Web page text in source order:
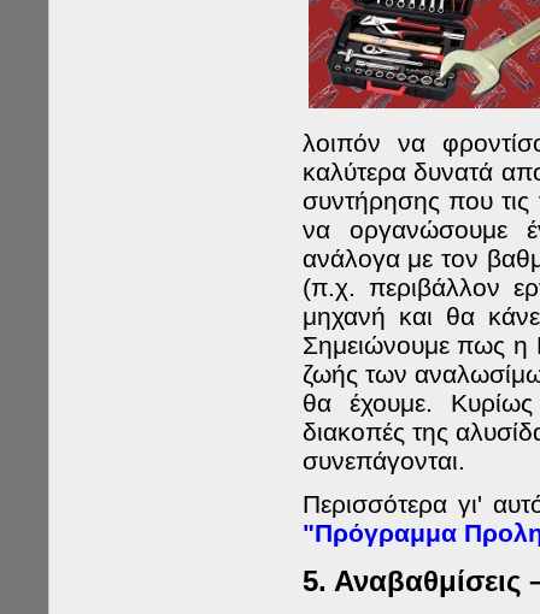
λοιπόν να
καλύτερα δυνατά
συντήρησης που τις
να οργανώσουμε
ανάλογα με τον
(π.χ. περιβάλλον
μηχανή και θα
Σημειώνουμε πως η
ζωής των
θα έχουμε.
διακοπές της
συνεπάγονται.
Περισσότερα γι'
"Πρόγραμμα
5. Αναβαθμίσεις